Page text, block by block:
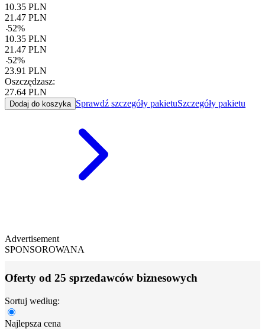
10.35 PLN
21.47 PLN
-52%
10.35 PLN
21.47 PLN
-52%
23.91 PLN
Oszczędzasz:
27.64 PLN
Dodaj do koszyka Sprawdź szczegóły pakietuSzczegóły pakietu
Advertisement
SPONSOROWANA
Oferty od 25 sprzedawców biznesowych
Sortuj według:
Najlepsza cena